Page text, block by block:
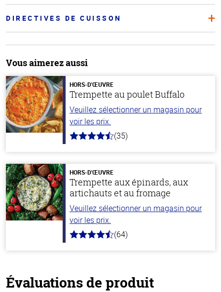
DIRECTIVES DE CUISSON
Vous aimerez aussi
HORS-D'ŒUVRE
Trempette au poulet Buffalo
Veuillez sélectionner un magasin pour
voir les prix.
4.4
stars
(35)
HORS-D'ŒUVRE
Trempette aux épinards, aux
artichauts et au fromage
Veuillez sélectionner un magasin pour
voir les prix.
4.4
(64)
Évaluations de produit